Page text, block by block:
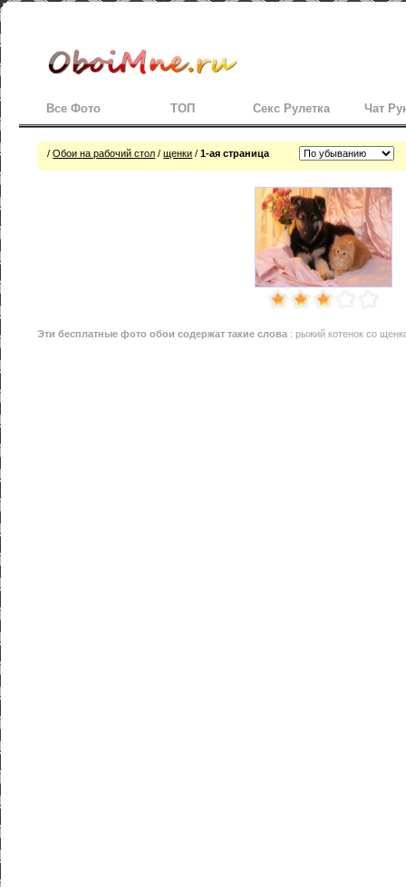
Все Фото ТОП Секс Рулетка Чат
/Обои на рабочий стол /щенки /1-ая страница
Эти бесплатные фото обои содержат такие слова : рыжий котенок со